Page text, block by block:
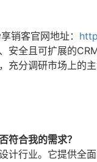
销客官网地址：
安全且可扩展的
充分调研市场上的
符合我的需求？
计行业。它提供全